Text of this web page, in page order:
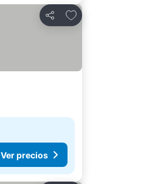
Compartir
Agregar a favoritos
Ver precios